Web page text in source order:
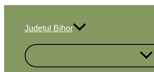
Județul Bihor